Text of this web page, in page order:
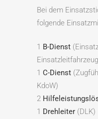
Bei dem
folgende
1 B-Dienst
1 C-Dienst
KdoW)
2
1 Drehleiter (DLK)